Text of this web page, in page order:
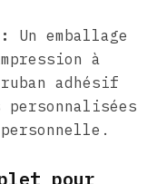
Un emballage
à
adhésif